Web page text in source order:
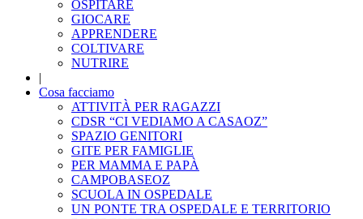
OSPITARE
GIOCARE
APPRENDERE
COLTIVARE
NUTRIRE
|
Cosa facciamo
ATTIVITÀ PER RAGAZZI
CDSR “CI VEDIAMO A CASAOZ”
SPAZIO GENITORI
GITE PER FAMIGLIE
PER MAMMA E PAPÀ
CAMPOBASEOZ
SCUOLA IN OSPEDALE
UN PONTE TRA OSPEDALE E TERRITORIO